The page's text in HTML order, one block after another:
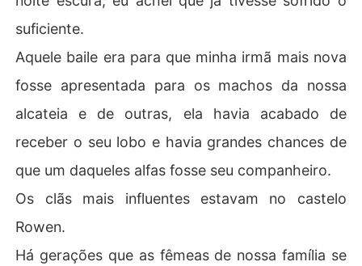
r sua dor: Julian Black.
"Olhos bicolores. Um azul e um preto. Os mesmos que ti
raram Theo de mim.
Mas agora, Vênus voltou... e gritou: companheiro."
Um castigo da deusa, ou uma nova chance de se vingar
- ou de amar, mais uma vez?
suficiente.
Aquele baile era para que minha irmã mais nova
fosse apresentada para os machos da nossa
alcateia e de outras, ela havia acabado de
receber o seu lobo e havia grandes chances de
que um daqueles alfas fosse seu companheiro.
Os clãs mais influentes estavam no castelo
Rowen.
Há gerações que as fêmeas de nossa família se